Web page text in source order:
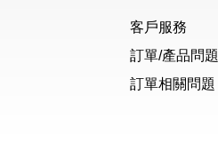
客戶服務
訂單/產品問題
訂單相關問題